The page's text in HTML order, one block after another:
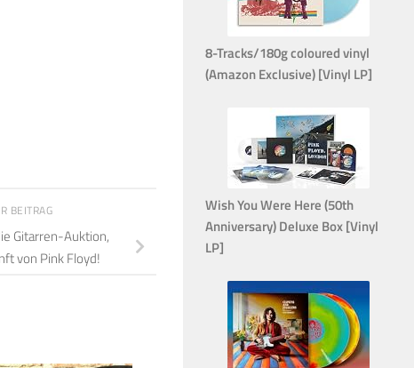
BEITRAG
Gitarren-Auktion,
von Pink Floyd!
8-Tracks/180g coloured vinyl
(Amazon Exclusive) [Vinyl LP]
Wish You Were Here (50th
Anniversary) Deluxe Box [Vinyl
LP]